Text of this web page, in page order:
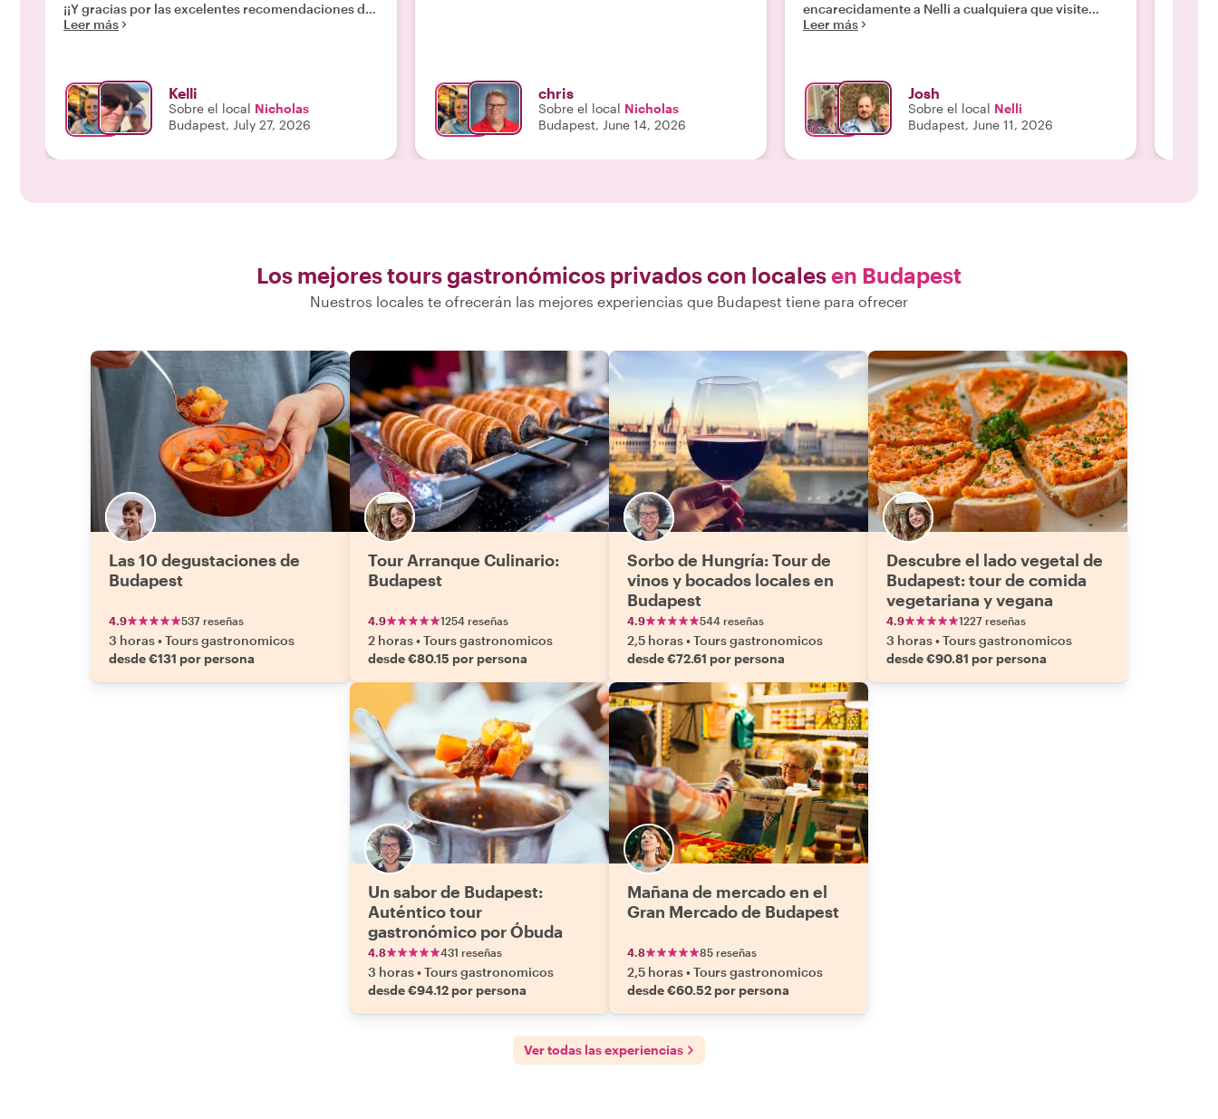
¡¡Y gracias por las excelentes recomendaciones de
comida!!"
Leer más
Kelli
Sobre el local Nicholas
Budapest, July 27, 2026
chris
Sobre el local Nicholas
Budapest, June 14, 2026
encarecidamente a Nelli a cualquiera que visite
Hungría: ofrece una experiencia auténtica y
Leer más
Josh
Sobre el local Nelli
Budapest, June 11, 2026
Los mejores tours gastronómicos privados con localesen Budapest
Nuestros locales te ofrecerán las mejores experiencias que Budapest tiene para ofrecer
Las 10 degustaciones de
Budapest
4.9 537 reseñas
3 horas•Tours gastronomicos
desde €131 por persona
Tour Arranque Culinario:
Budapest
4.9 1254 reseñas
2 horas•Tours gastronomicos
desde €80.15 por persona
Sorbo de Hungría: Tour de
vinos y bocados locales en
Budapest
4.9 544 reseñas
2,5 horas•Tours gastronomicos
desde €72.61 por persona
Descubre el lado vegetal de
Budapest: tour de comida
vegetariana y vegana
4.9 1227 reseñas
3 horas•Tours gastronomicos
desde €90.81 por persona
Un sabor de Budapest:
Auténtico tour
gastronómico por Óbuda
4.8 431 reseñas
3 horas•Tours gastronomicos
desde €94.12 por persona
Mañana de mercado en el
Gran Mercado de Budapest
4.8 85 reseñas
2,5 horas•Tours gastronomicos
desde €60.52 por persona
Ver todas las experiencias